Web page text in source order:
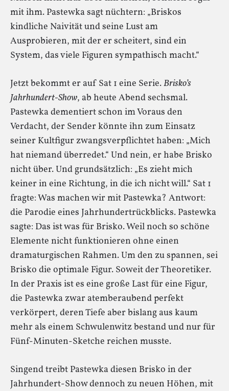
mit ihm. Pastewka sagt nüchtern: „Briskos
kindliche Naivität und seine Lust am
Ausprobieren, mit der er scheitert, sind ein
System, das viele Figuren sympathisch macht.“
Jetzt bekommt er auf Sat 1 eine Serie.Brisko’s
Jahrhundert-Show, ab heute Abend sechsmal.
Pastewka dementiert schon im Voraus den
Verdacht, der Sender könnte ihn zum Einsatz
seiner Kultfigur zwangsverpflichtet haben: „Mich
hat niemand überredet.“ Und nein, er habe Brisko
nicht über. Und grundsätzlich: „Es zieht mich
keiner in eine Richtung, in die ich nicht will.“ Sat 1
fragte: Was machen wir mit Pastewka? Antwort:
die Parodie eines Jahrhundertrückblicks. Pastewka
sagte: Das ist was für Brisko. Weil noch so schöne
Elemente nicht funktionieren ohne einen
dramaturgischen Rahmen. Um den zu spannen, sei
Brisko die optimale Figur. Soweit der Theoretiker.
In der Praxis ist es eine große Last für eine Figur,
die Pastewka zwar atemberaubend perfekt
verkörpert, deren Tiefe aber bislang aus kaum
mehr als einem Schwulenwitz bestand und nur für
Fünf-Minuten-Sketche reichen musste.
Singend treibt Pastewka diesen Brisko in der
Jahrhundert-Show dennoch zu neuen Höhen, mit